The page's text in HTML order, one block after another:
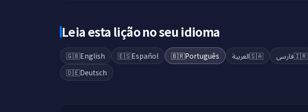
Leia esta lição no seu idioma
🇬🇧English 🇪🇸Español 🇧🇷Português 🇸🇦العربية 🇮🇷فارسی
🇩🇪Deutsch